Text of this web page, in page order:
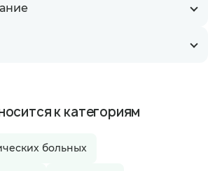
к категориям
больных